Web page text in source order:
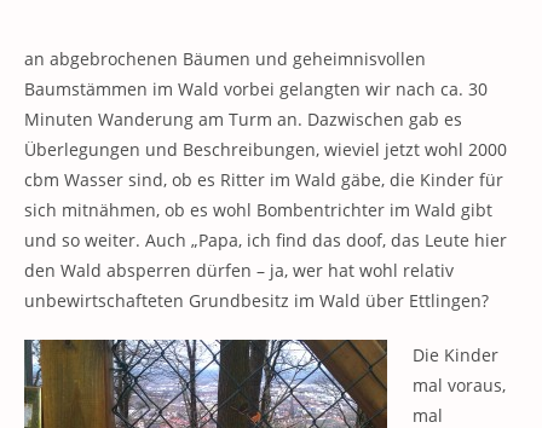
an abgebrochenen Bäumen und geheimnisvollen
Baumstämmen im Wald vorbei gelangten wir nach ca. 30
Minuten Wanderung am Turm an. Dazwischen gab es
Überlegungen und Beschreibungen, wieviel jetzt wohl 2000
cbm Wasser sind, ob es Ritter im Wald gäbe, die Kinder für
sich mitnähmen, ob es wohl Bombentrichter im Wald gibt
und so weiter. Auch „Papa, ich find das doof, das Leute hier
den Wald absperren dürfen – ja, wer hat wohl relativ
unbewirtschafteten Grundbesitz im Wald über Ettlingen?
Die Kinder
mal voraus,
mal